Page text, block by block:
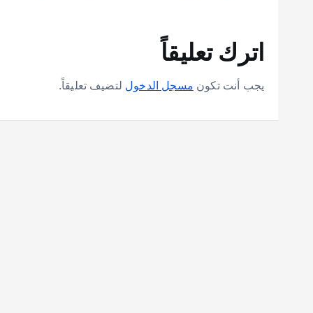
اترك تعليقاً
يجب أنت تكون مسجل الدخول لتضيف تعليقاً.